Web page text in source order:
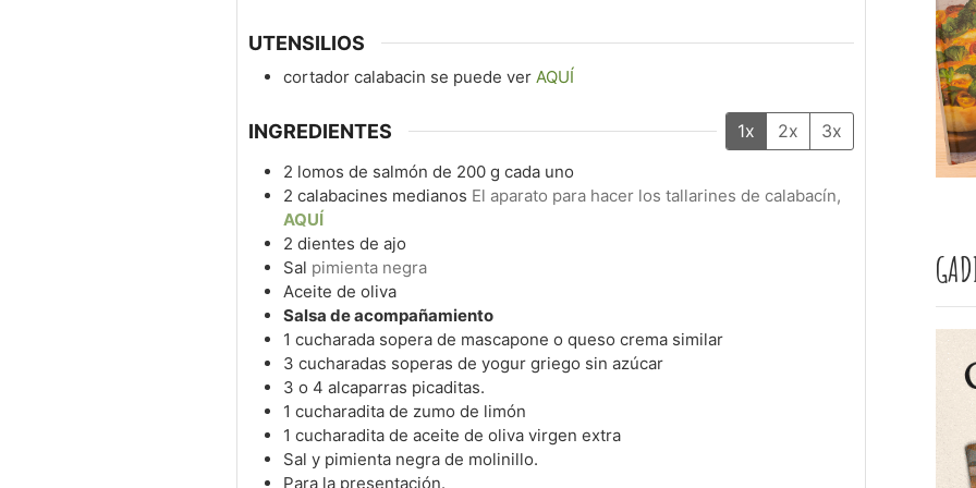
UTENSILIOS
cortador calabacin se puede ver AQUÍ
INGREDIENTES 1x 2x 3x
2 lomos de salmón de 200 g cada uno
2 calabacines medianos El aparato para hacer los tallarines de calabacín,
AQUÍ
2 dientes de ajo
Sal pimienta negra
Aceite de oliva
Salsa de acompañamiento
1 cucharada sopera de mascapone o queso crema similar
3 cucharadas soperas de yogur griego sin azúcar
3 o 4 alcaparras picaditas.
1 cucharadita de zumo de limón
1 cucharadita de aceite de oliva virgen extra
Sal y pimienta negra de molinillo.
Para la presentación.